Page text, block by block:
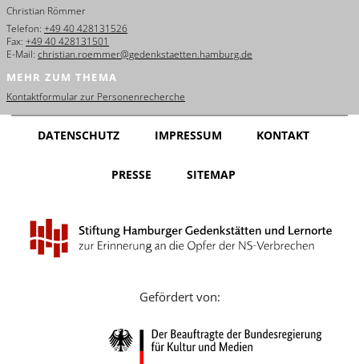
Français
Dansk
Español
Nederlands
Português
Русский
Christian Römmer
Telefon: +49 40 428131526
Fax: +49 40 428131501
E-Mail: christian.roemmer@gedenkstaetten.hamburg.de
MEHR ZUM THEMA
Kontaktformular zur Personenrecherche
DATENSCHUTZ IMPRESSUM KONTAKT
PRESSE SITEMAP
Gefördert von: